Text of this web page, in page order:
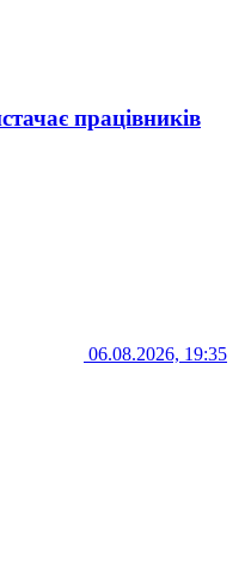
працівників
06.08.2026, 19:35